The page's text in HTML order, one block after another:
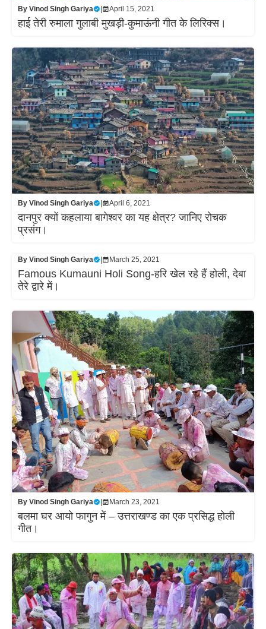
By Vinod Singh Gariya April 15, 2021
हाई तेरी रुमाला गुलाबी मुखड़ी-कुमाऊंनी गीत के लिरिक्स।
By Vinod Singh Gariya | April 6, 2021
दानपुर क्यों कहलाया बागेश्वर का यह क्षेत्र? जानिए रोचक
प्रसंग।
By Vinod Singh Gariya | March 25, 2021
Famous Kumauni Holi Song-हरि खेल रहे हैं होली, देबा
तेरे द्वारे में।
By Vinod Singh Gariya | March 23, 2021
बलमा घर आयो फागुन में – उत्तराखण्ड का एक प्रसिद्ध होली
गीत।